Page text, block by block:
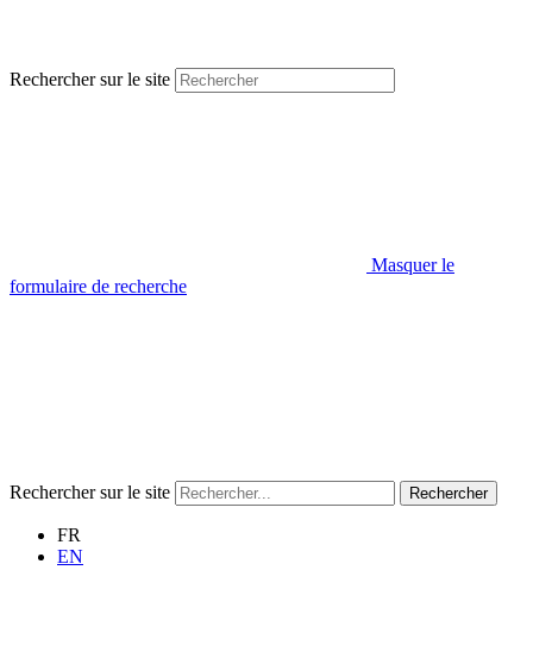
Rechercher sur le site
Masquer le
formulaire de recherche
Rechercher sur le site Rechercher
FR
EN